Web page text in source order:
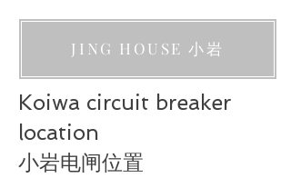
JING HOUSE 小岩
Koiwa circuit breaker
location
小岩电闸位置